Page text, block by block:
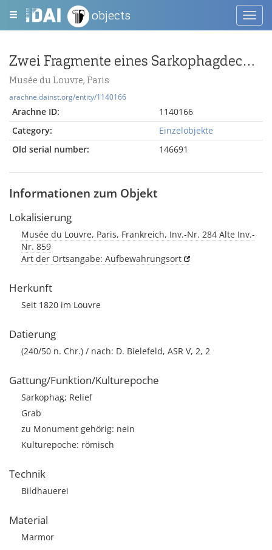
objects
Zwei Fragmente eines Sarkophagdeckels
Musée du Louvre, Paris
arachne.dainst.org/entity/1140166
Arachne ID:
1140166
Category:
Einzelobjekte
Old serial number:
146691
Informationen zum Objekt
Lokalisierung
Musée du Louvre, Paris, Frankreich, Inv.-Nr. 284 Alte Inv.-
Nr. 859
Art der Ortsangabe: Aufbewahrungsort
Herkunft
Seit 1820 im Louvre
Datierung
(240/50 n. Chr.) / nach: D. Bielefeld, ASR V, 2, 2
Gattung/Funktion/Kulturepoche
Sarkophag; Relief
Grab
zu Monument gehörig: nein
Kulturepoche: römisch
Technik
Bildhauerei
Material
Marmor